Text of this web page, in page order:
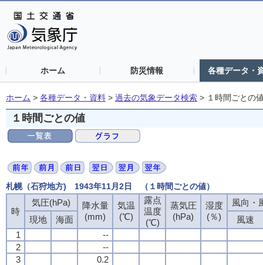
ホーム 防災情報 各種データ・
ホーム > 各種データ・資料 > 過去の気象データ検索 > １時間ごとの
１時間ごとの値
札幌（石狩地方) 1943年11月2日 （１時間ごとの値）
時
気圧(hPa)
降水量
(mm)
気温
(℃)
露点
温度
(℃)
蒸気圧
(hPa)
湿度
(％)
風向・
現地
海面
風速
1
--
2
--
3
0.2